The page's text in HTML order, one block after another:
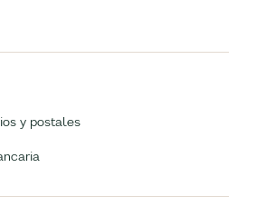
y postales